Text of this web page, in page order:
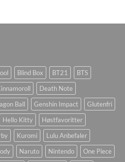
Blind Box BT21
BTS
Death Note
Ball Genshin Impact
Glutenfri
Hello Kitty
Høstfavoritter
Kuromi
Lulu Anbefaler
Naruto Nintendo
One Piece